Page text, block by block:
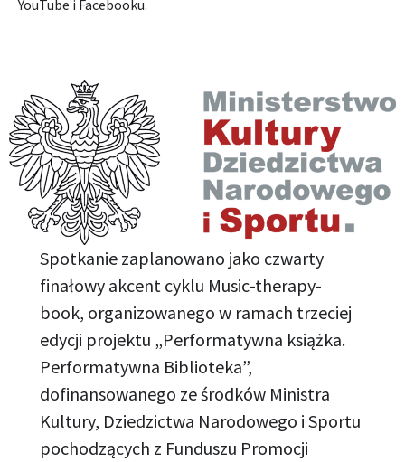
YouTube i Facebooku.
Spotkanie zaplanowano jako czwarty
finałowy akcent cyklu Music-therapy-
book, organizowanego w ramach trzeciej
edycji projektu „Performatywna książka.
Performatywna Biblioteka”,
dofinansowanego ze środków Ministra
Kultury, Dziedzictwa Narodowego i Sportu
pochodzących z Funduszu Promocji